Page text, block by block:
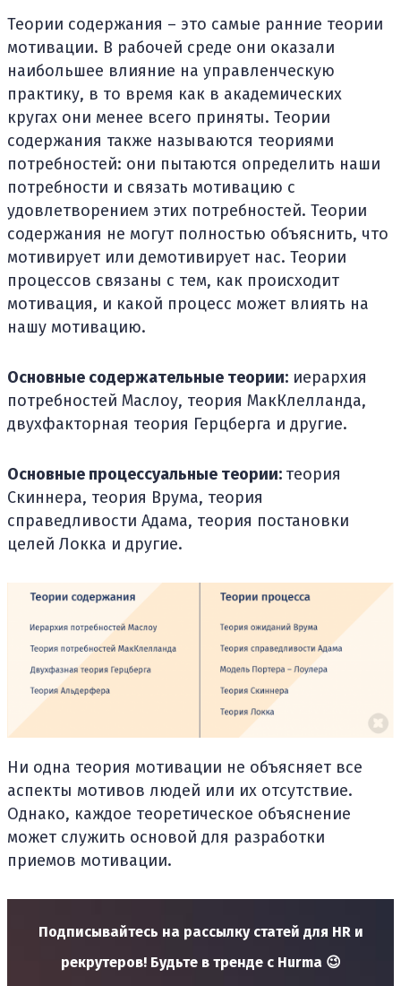
Теории содержания – это самые ранние теории
мотивации. В рабочей среде они оказали
наибольшее влияние на управленческую
практику, в то время как в академических
кругах они менее всего приняты. Теории
содержания также называются теориями
потребностей: они пытаются определить наши
потребности и связать мотивацию с
удовлетворением этих потребностей. Теории
содержания не могут полностью объяснить, что
мотивирует или демотивирует нас. Теории
процессов связаны с тем, как происходит
мотивация, и какой процесс может влиять на
нашу мотивацию.
Основные содержательные теории: иерархия
потребностей Маслоу, теория МакКлелланда,
двухфакторная теория Герцберга и другие.
Основные процессуальные теории: теория
Скиннера, теория Врума, теория
справедливости Адама, теория постановки
целей Локка и другие.
Ни одна теория мотивации не объясняет все
аспекты мотивов людей или их отсутствие.
Однако, каждое теоретическое объяснение
может служить основой для разработки
приемов мотивации.
Подписывайтесь на рассылку статей для HR и
рекрутеров! Будьте в тренде с Hurma 😉